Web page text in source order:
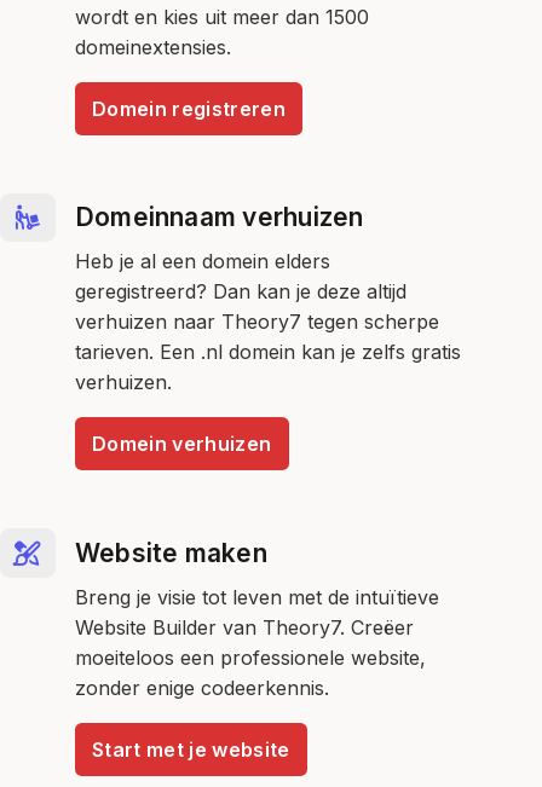
wordt en kies uit meer dan 1500
domeinextensies.
Domein registreren
Domeinnaam verhuizen
Heb je al een domein elders
geregistreerd? Dan kan je deze altijd
verhuizen naar Theory7 tegen scherpe
tarieven. Een .nl domein kan je zelfs gratis
verhuizen.
Domein verhuizen
Website maken
Breng je visie tot leven met de intuïtieve
Website Builder van Theory7. Creëer
moeiteloos een professionele website,
zonder enige codeerkennis.
Start met je website